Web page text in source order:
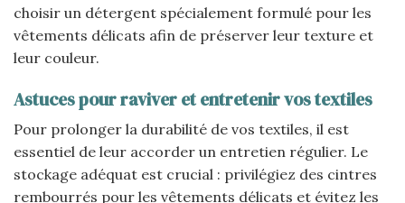
choisir un détergent spécialement formulé pour les
vêtements délicats afin de préserver leur texture et
leur couleur.
Astuces pour raviver et entretenir vos textiles
Pour prolonger la durabilité de vos textiles, il est
essentiel de leur accorder un entretien régulier. Le
stockage adéquat est crucial : privilégiez des cintres
rembourrés pour les vêtements délicats et évitez les